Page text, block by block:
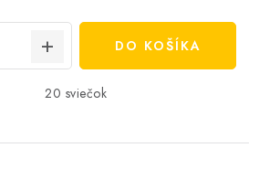
DO KOŠÍKA
20 sviečok